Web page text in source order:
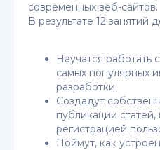
современных веб-сайтов.
В результате 12 занятий
Научатся
самых популярных
разработки.
Создадут
публикации
регистрацией
Поймут, как